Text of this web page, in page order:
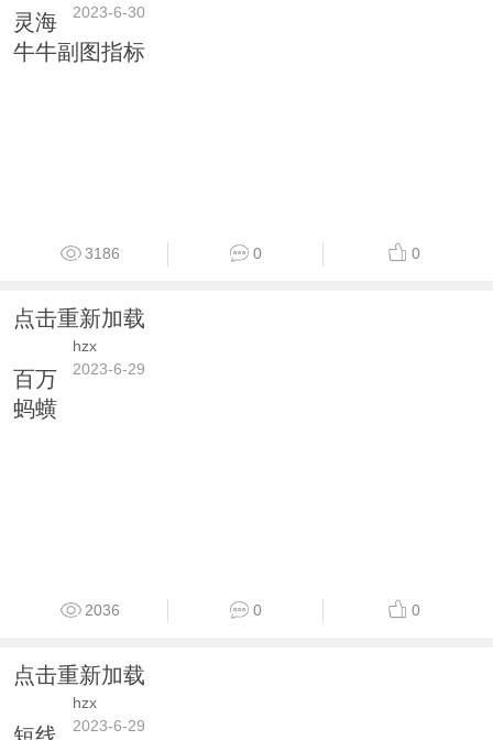
2023-6-30
灵海
牛牛副图指标
3186 0 0
点击重新加载
hzx
2023-6-29
百万
蚂蟥
2036 0 0
点击重新加载
hzx
2023-6-29